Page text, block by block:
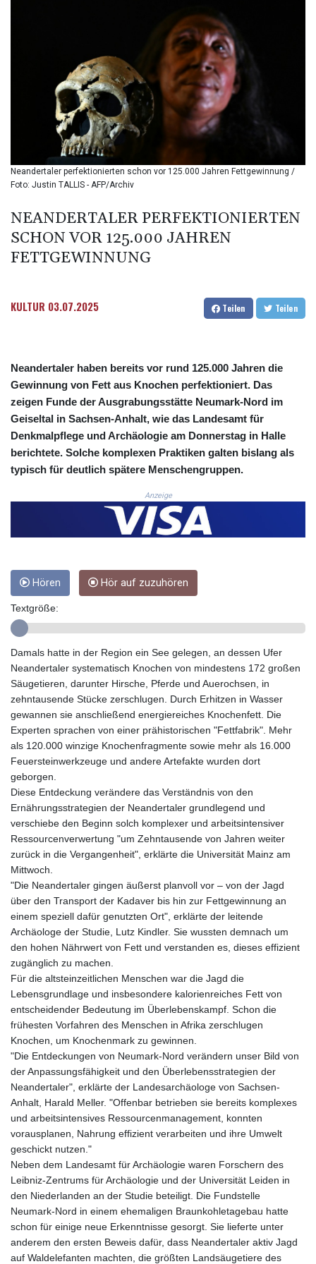
BMD 1.153523
BND 1.477975
BOB 13.708472
BRL 5.882279
BSD 1.153383
BTN 109.752598
BWP 15.568217
BYN 3.434433
CAD 1.616126
CHF 0.934567
CLF 0.026734
CNH 7.782807
CUP 30.568357
CVE 110.333668
CZK 24.263276
DJF 205.391597
DKK 7.475497
DOP 67.329861
DZD 153.461287
ERN 17.302844
ETB 186.159691
FJD 2.553842
GEL 3.016476
GGP 0.857346
GIP 0.857346
GNF
10130.304785
GTQ 8.80021
GYD 241.302858
HKD 9.049284
HNL 30.914302
HRK 7.536546
HTG 150.809283
IDR
20594.998152
ILS 3.463666
IMP 0.857346
INR 109.83378
IRR
1585920.982023
ISK 142.572116
JEP 0.857346
JMD 183.168441
JPY 182.641857
KES 149.279328
KGS 100.875887
KHR
4684.773512
KMF 492.554315
KRW 1633.35962
KWD 0.3563
KYD 0.961169
KZT 540.560026
LAK
LBP
103284.103894
LKR 386.869037
LRD 208.186862
LSL 18.737893
LTL 3.406053
LVL 0.697755
Neandertaler perfektionierten schon vor 125.000 Jahren Fettgewinnung /
Foto: Justin TALLIS - AFP/Archiv
NEANDERTALER PERFEKTIONIERTEN
SCHON VOR 125.000 JAHREN
FETTGEWINNUNG
KULTUR 03.07.2025 Teilen Teilen
Neandertaler haben bereits vor rund 125.000 Jahren die
Gewinnung von Fett aus Knochen perfektioniert. Das
zeigen Funde der Ausgrabungsstätte Neumark-Nord im
Geiseltal in Sachsen-Anhalt, wie das Landesamt für
Denkmalpflege und Archäologie am Donnerstag in Halle
berichtete. Solche komplexen Praktiken galten bislang als
typisch für deutlich spätere Menschengruppen.
Anzeige
Hören Hör auf zuzuhören
Textgröße:
Damals hatte in der Region ein See gelegen, an dessen Ufer
Neandertaler systematisch Knochen von mindestens 172 großen
Säugetieren, darunter Hirsche, Pferde und Auerochsen, in
zehntausende Stücke zerschlugen. Durch Erhitzen in Wasser
gewannen sie anschließend energiereiches Knochenfett. Die
Experten sprachen von einer prähistorischen "Fettfabrik". Mehr
als 120.000 winzige Knochenfragmente sowie mehr als 16.000
Feuersteinwerkzeuge und andere Artefakte wurden dort
geborgen.
Diese Entdeckung verändere das Verständnis von den
Ernährungsstrategien der Neandertaler grundlegend und
verschiebe den Beginn solch komplexer und arbeitsintensiver
Ressourcenverwertung "um Zehntausende von Jahren weiter
zurück in die Vergangenheit", erklärte die Universität Mainz am
Mittwoch.
"Die Neandertaler gingen äußerst planvoll vor – von der Jagd
über den Transport der Kadaver bis hin zur Fettgewinnung an
einem speziell dafür genutzten Ort", erklärte der leitende
Archäologe der Studie, Lutz Kindler. Sie wussten demnach um
den hohen Nährwert von Fett und verstanden es, dieses effizient
zugänglich zu machen.
Für die altsteinzeitlichen Menschen war die Jagd die
Lebensgrundlage und insbesondere kalorienreiches Fett von
entscheidender Bedeutung im Überlebenskampf. Schon die
frühesten Vorfahren des Menschen in Afrika zerschlugen
Knochen, um Knochenmark zu gewinnen.
"Die Entdeckungen von Neumark-Nord verändern unser Bild von
der Anpassungsfähigkeit und den Überlebensstrategien der
Neandertaler", erklärte der Landesarchäologe von Sachsen-
Anhalt, Harald Meller. "Offenbar betrieben sie bereits komplexes
und arbeitsintensives Ressourcenmanagement, konnten
vorausplanen, Nahrung effizient verarbeiten und ihre Umwelt
geschickt nutzen."
Neben dem Landesamt für Archäologie waren Forschern des
Leibniz-Zentrums für Archäologie und der Universität Leiden in
den Niederlanden an der Studie beteiligt. Die Fundstelle
Neumark-Nord in einem ehemaligen Braunkohletagebau hatte
schon für einige neue Erkenntnisse gesorgt. Sie lieferte unter
anderem den ersten Beweis dafür, dass Neandertaler aktiv Jagd
auf Waldelefanten machten, die größten Landsäugetiere des